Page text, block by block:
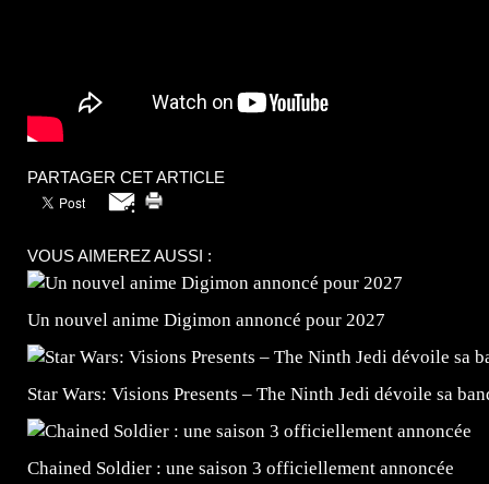
PARTAGER CET ARTICLE
VOUS AIMEREZ AUSSI :
Un nouvel anime Digimon annoncé pour 2027
Star Wars: Visions Presents – The Ninth Jedi dévoile sa
Chained Soldier : une saison 3 officiellement annoncée